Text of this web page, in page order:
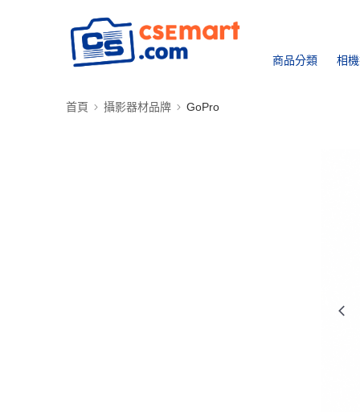
商品分類 相
首頁 攝影器材品牌 GoPro